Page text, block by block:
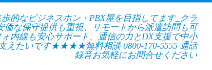
的なビジネスホン・PBX屋を目指してます_クラ
価な保守提供も重視、リモートから派遣訪問も可
内線も安心サポート、通信の力とDX支援で中小
えたいです★★★★無料相談 0800-170-5555 通話
録音お気軽にお問合せください